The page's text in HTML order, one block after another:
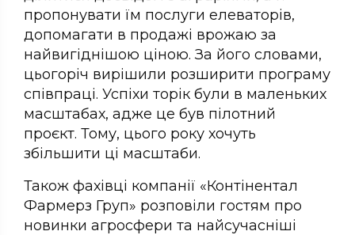
пропонувати їм послуги елеваторів,
допомагати в продажі врожаю за
найвигіднішою ціною. За його словами,
цьогоріч вирішили розширити програму
співпраці. Успіхи торік були в маленьких
масштабах, адже це був пілотний
проєкт. Тому, цього року хочуть
збільшити ці масштаби.
Також фахівці компанії «Контінентал
Фармерз Груп» розповіли гостям про
новинки агросфери та найсучасніші